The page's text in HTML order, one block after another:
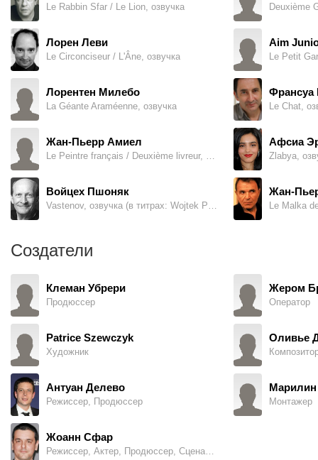
Le Rabbin Sfar / Le Lion, озвучка
Лорен Леви
Le Circonciseur / L'Âne, озвучка
Лорентен Милебо
La Géante Araméenne, озвучка
Жан-Пьерр Амиел
Le Peintre français / Deuxième livreur, озвучка
Войцех Пшоняк
Vastenov, озвучка (в титрах: Wojtek Pszoniak)
Deuxième
Aim
Le Petit
Франсуа
Le Chat,
Афсиа
Zlabya,
Жан-
Le Malka
Создатели
Клеман Убрери
Продюссер
Patrice Szewczyk
Художник
Антуан Делево
Режиссер, Продюссер
Жоанн Сфар
Режиссер, Актер, Продюссер, Сценарист
Жером
Оператор
Оливье
Монтажер